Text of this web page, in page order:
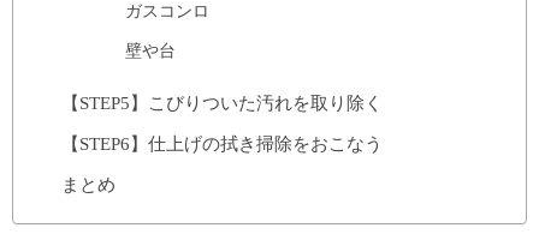
ガスコンロ
壁や台
【STEP5】こびりついた汚れを取り除く
【STEP6】仕上げの拭き掃除をおこなう
まとめ